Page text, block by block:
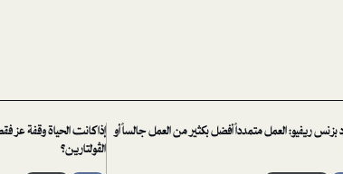
بزنس ريفيو: العمل متمدداً أفضل بكثير من العمل جالساً أو
إذا كانت الحياة وقفة عز
الڤولتارين؟